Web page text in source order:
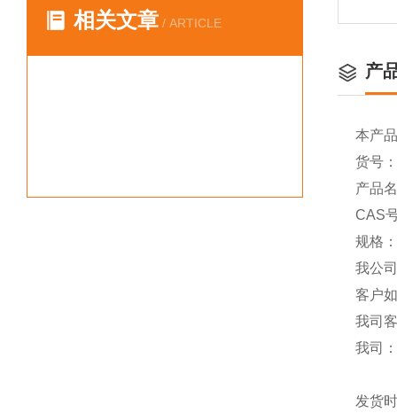
相关文章 / ARTICLE
产
本产
货号
产品
CAS
规格
我公
客户
我司
我司
发货